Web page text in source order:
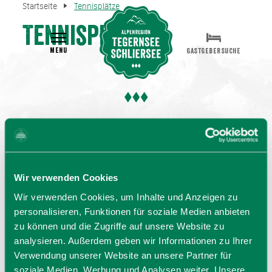
Wir verwenden Cookies
Wir verwenden Cookies, um Inhalte und Anzeigen zu
personalisieren, Funktionen für soziale Medien anbieten
zu können und die Zugriffe auf unsere Website zu
analysieren. Außerdem geben wir Informationen zu Ihrer
Verwendung unserer Website an unsere Partner für
soziale Medien, Werbung und Analysen weiter. Unsere
Startseite Tennisplätze
Tennisplätze
MENU GASTGEBERSUCHE